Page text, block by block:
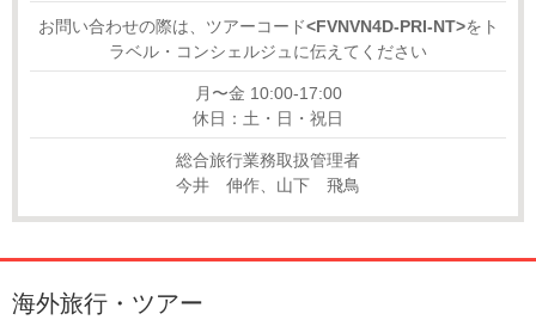
お問い合わせの際は、ツアーコード<FVNVN4D-PRI-NT>をト
ラベル・コンシェルジュに伝えてください
月〜金 10:00-17:00
休日：土・日・祝日
総合旅行業務取扱管理者
今井 伸作、山下 飛鳥
海外旅行・ツアー